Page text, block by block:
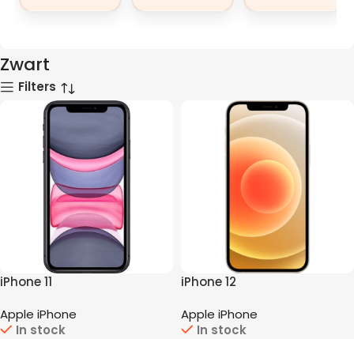
Zwart
Filters
iPhone 11
Apple iPhone
In stock
iPhone 12
Apple iPhone
In stock